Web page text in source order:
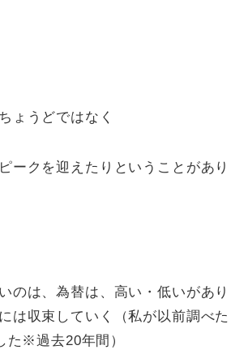
ょうどではなく
ークを迎えたりということがあり
のは、為替は、高い・低いがあり
は収束していく（私が以前調べた
た※過去20年間）